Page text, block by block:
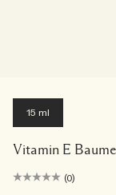
15 ml
Vitamin E
(0)